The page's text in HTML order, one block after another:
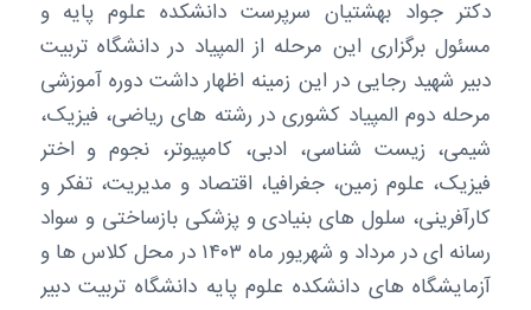
دکتر جواد بهشتیان سرپرست دانشکده علوم پایه و
مسئول برگزاری این مرحله از المپیاد در دانشگاه تربیت
دبیر شهید رجایی در این زمینه اظهار داشت دوره آموزشی
مرحله دوم المپیاد کشوری در رشته های ریاضی، فیزیک،
شیمی، زیست شناسی، ادبی، کامپیوتر، نجوم و اختر
فیزیک، علوم زمین، جغرافیا، اقتصاد و مدیریت، تفکر و
کارآفرینی، سلول های بنیادی و پزشکی بازساختی و سواد
رسانه ای در مرداد و شهریور ماه ۱۴۰۳ در محل کلاس ها و
آزمایشگاه های دانشکده علوم پایه دانشگاه تربیت دبیر